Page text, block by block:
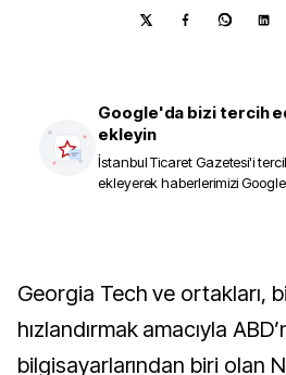
Google'da bizi tercih
ekleyin
İstanbul Ticaret Gazetesi'i
ekleyerek haberlerimizi
Georgia Tech ve ortakları, bilimsel keşifleri
hızlandırmak amacıyla
bilgisayarlarından biri olan